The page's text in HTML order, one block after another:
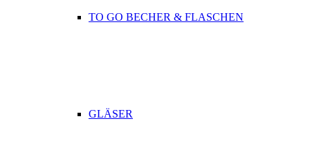
TO GO BECHER & FLASCHEN
GLÄSER